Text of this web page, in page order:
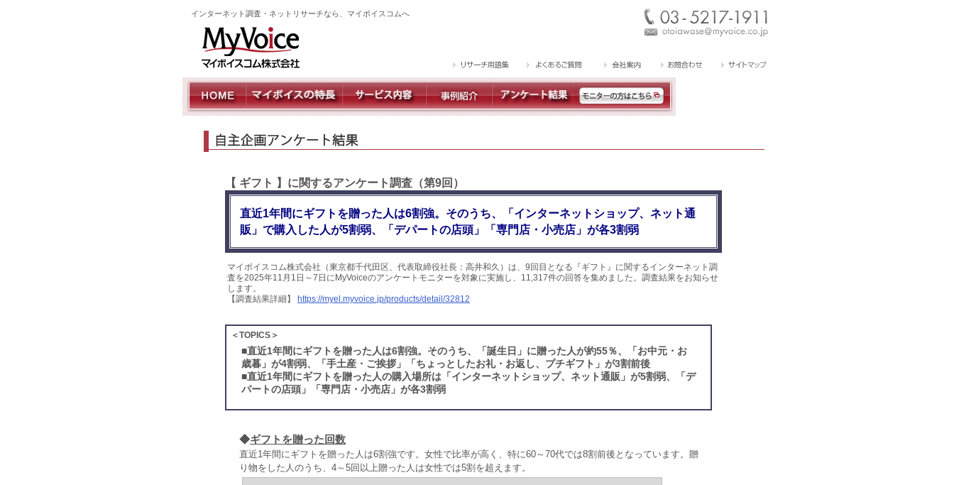
インターネット調査・ネットリサーチなら、マイボイスコムへ
【 ギフト 】に関するアンケート調査（第9回）
直近1年間にギフトを贈った人は6割強。そのうち、「インターネットショップ、ネット通
販」で購入した人が5割弱、「デパートの店頭」「専門店・小売店」が各3割弱
マイボイスコム株式会社（東京都千代田区、代表取締役社長：高井和久）は、9回目となる『ギフト』に関するインターネット調
査を2025年11月1日～7日にMyVoiceのアンケートモニターを対象に実施し、11,317件の回答を集めました。調査結果をお知らせ
します。
【調査結果詳細】
https://myel.myvoice.jp/products/detail/32812
＜TOPICS＞
■直近1年間にギフトを贈った人は6割強。そのうち、「誕生日」に贈った人が約55％、「お中元・お
歳暮」が4割弱、「手土産・ご挨拶」「ちょっとしたお礼・お返し、プチギフト」が3割前後
■直近1年間にギフトを贈った人の購入場所は「インターネットショップ、ネット通販」が5割弱、「デ
パートの店頭」「専門店・小売店」が各3割弱
◆ギフトを贈った回数
直近1年間にギフトを贈った人は6割強です。女性で比率が高く、特に60～70代では8割前後となっています。贈
り物をした人のうち、4～5回以上贈った人は女性では5割を超えます。